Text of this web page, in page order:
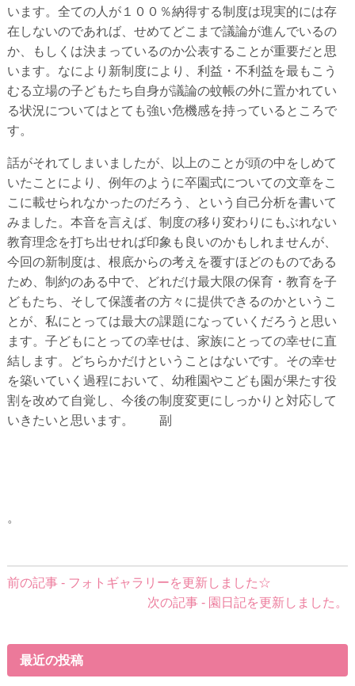
います。全ての人が１００％納得する制度は現実的には存
在しないのであれば、せめてどこまで議論が進んでいるの
か、もしくは決まっているのか公表することが重要だと思
います。なにより新制度により、利益・不利益を最もこう
むる立場の子どもたち自身が議論の蚊帳の外に置かれてい
る状況についてはとても強い危機感を持っているところで
す。
話がそれてしまいましたが、以上のことが頭の中をしめて
いたことにより、例年のように卒園式についての文章をこ
こに載せられなかったのだろう、という自己分析を書いて
みました。本音を言えば、制度の移り変わりにもぶれない
教育理念を打ち出せれば印象も良いのかもしれませんが、
今回の新制度は、根底からの考えを覆すほどのものである
ため、制約のある中で、どれだけ最大限の保育・教育を子
どもたち、そして保護者の方々に提供できるのかというこ
とが、私にとっては最大の課題になっていくだろうと思い
ます。子どもにとっての幸せは、家族にとっての幸せに直
結します。どちらかだけということはないです。その幸せ
を築いていく過程において、幼稚園やこども園が果たす役
割を改めて自覚し、今後の制度変更にしっかりと対応して
いきたいと思います。 副
。
前
へ
前の記事 - フォトギャラリーを更新しました☆
次の記事 - 園日記を更新しました。
最近の投稿